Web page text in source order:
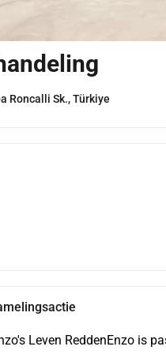
Roncalli Sk., Türkiye
Leven ReddenEnzo is